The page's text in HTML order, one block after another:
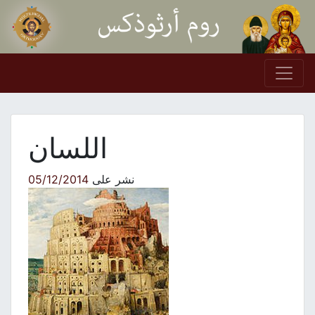
Skip to content
Main Navigation
اللسان
نشر على05/12/2014